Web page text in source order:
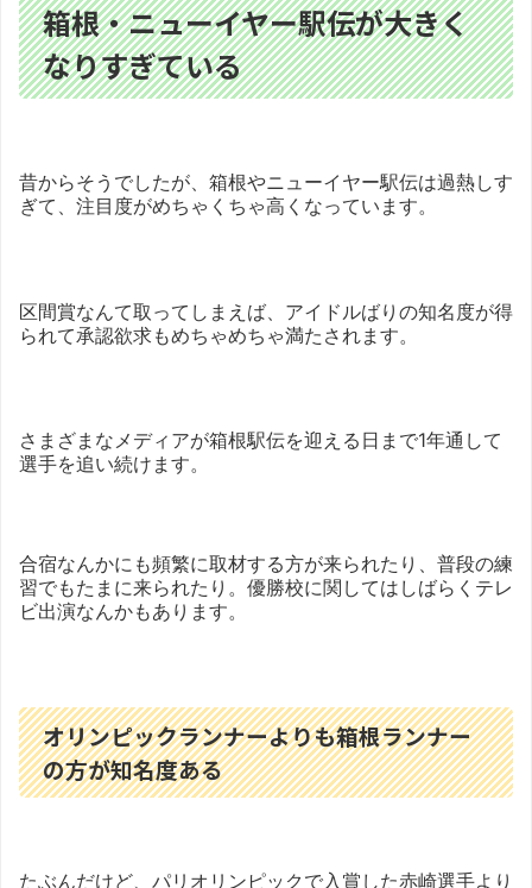
箱根・ニューイヤー駅伝が大きく
なりすぎている
昔からそうでしたが、箱根やニューイヤー駅伝は過熱しす
ぎて、注目度がめちゃくちゃ高くなっています。
区間賞なんて取ってしまえば、アイドルばりの知名度が得
られて承認欲求もめちゃめちゃ満たされます。
さまざまなメディアが箱根駅伝を迎える日まで1年通して
選手を追い続けます。
合宿なんかにも頻繁に取材する方が来られたり、普段の練
習でもたまに来られたり。優勝校に関してはしばらくテレ
ビ出演なんかもあります。
オリンピックランナーよりも箱根ランナー
の方が知名度ある
たぶんだけど、パリオリンピックで入賞した赤崎選手より